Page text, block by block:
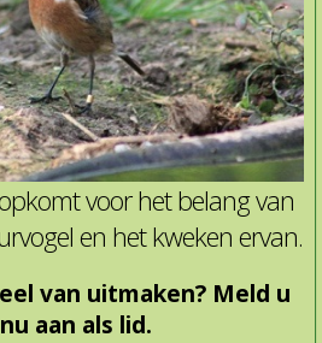
voor het belang van
en het kweken ervan.
van uitmaken? Meld u
aan als lid.